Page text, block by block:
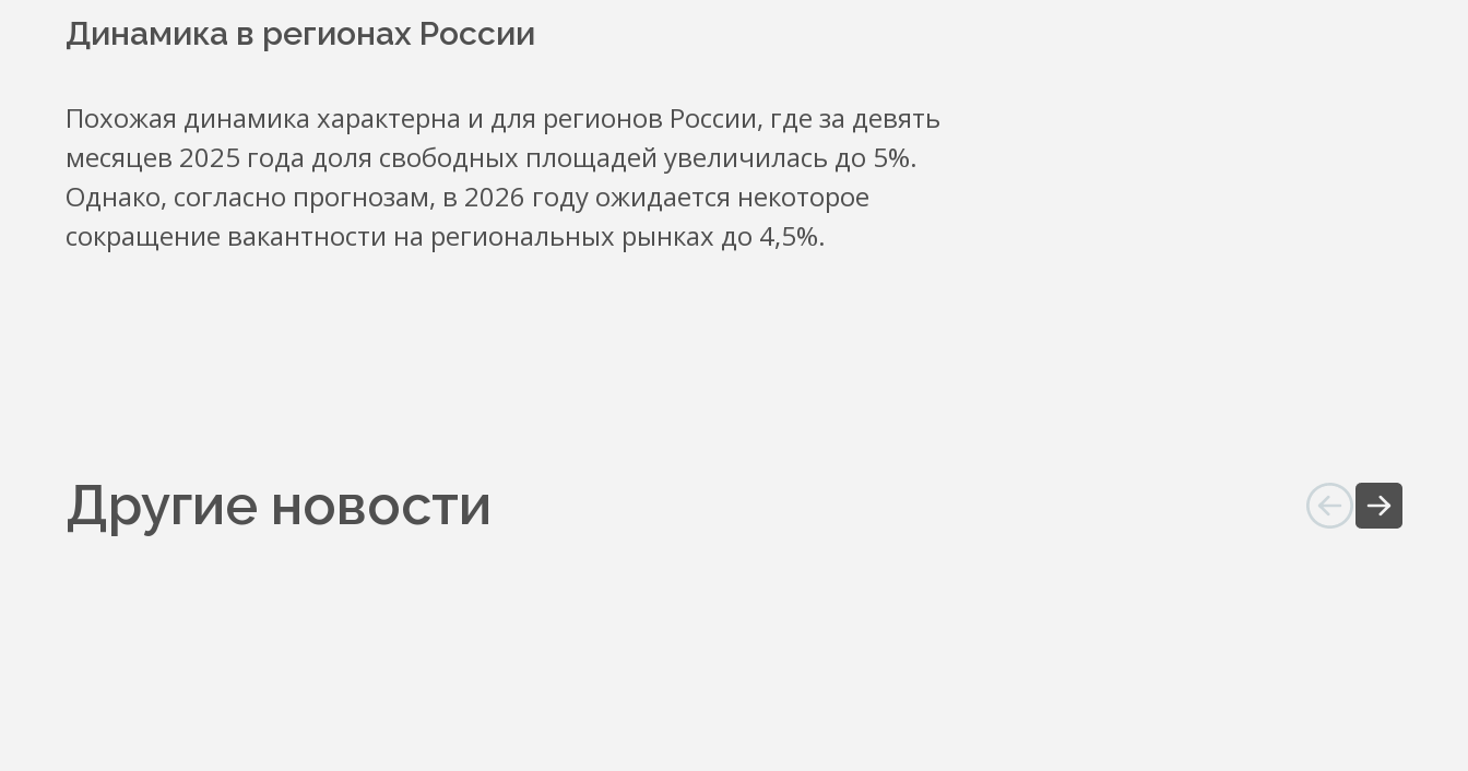
Динамика в регионах России
Похожая динамика характерна и для регионов России, где за девять
месяцев 2025 года доля свободных площадей увеличилась до 5%.
Однако, согласно прогнозам, в 2026 году ожидается некоторое
сокращение вакантности на региональных рынках до 4,5%.
Другие новости